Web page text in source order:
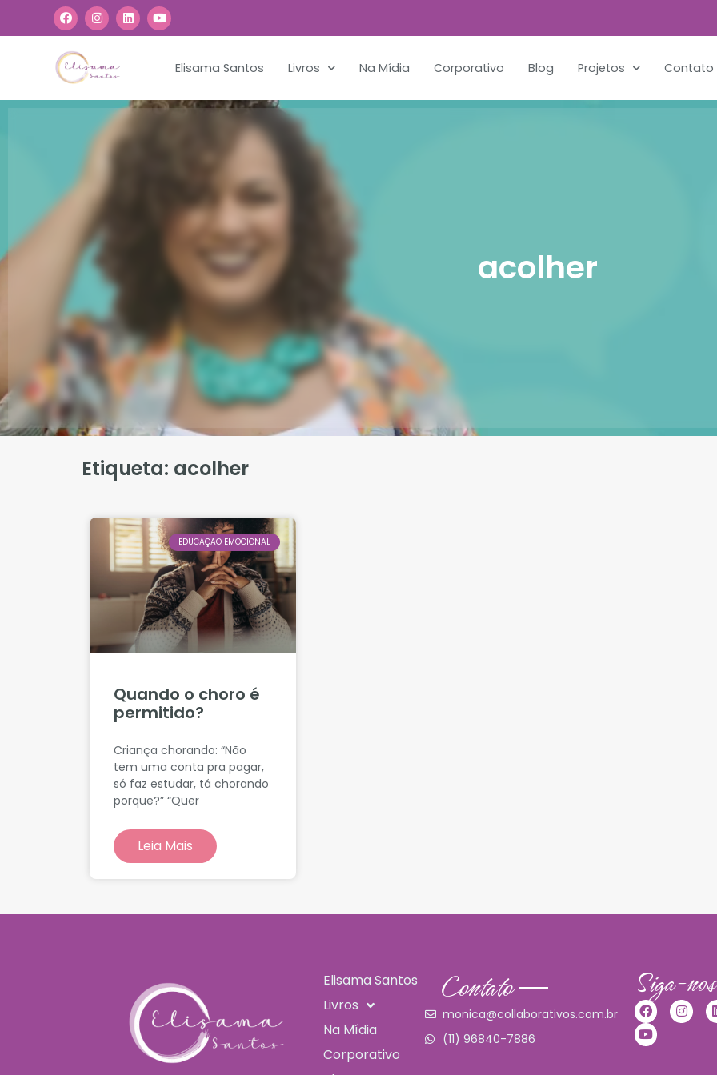
Elisama Santos Livros Na Mídia Corporativo Blog Projetos Contato
acolher
Etiqueta: acolher
EDUCAÇÃO EMOCIONAL
Quando o choro é
permitido?
Criança chorando: “Não
tem uma conta pra pagar,
só faz estudar, tá chorando
porque?” “Quer
Leia Mais
Elisama Santos
Livros
Na Mídia
Corporativo
Contato
monica@collaborativos.com.br
(11) 96840-7886
Siga-nos